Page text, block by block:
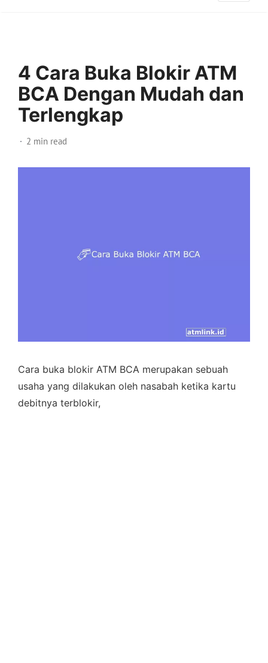
4 Cara Buka Blokir ATM
BCA Dengan Mudah dan
Terlengkap
2 min read
Cara buka blokir ATM BCA merupakan sebuah
usaha yang dilakukan oleh nasabah ketika kartu
debitnya terblokir,